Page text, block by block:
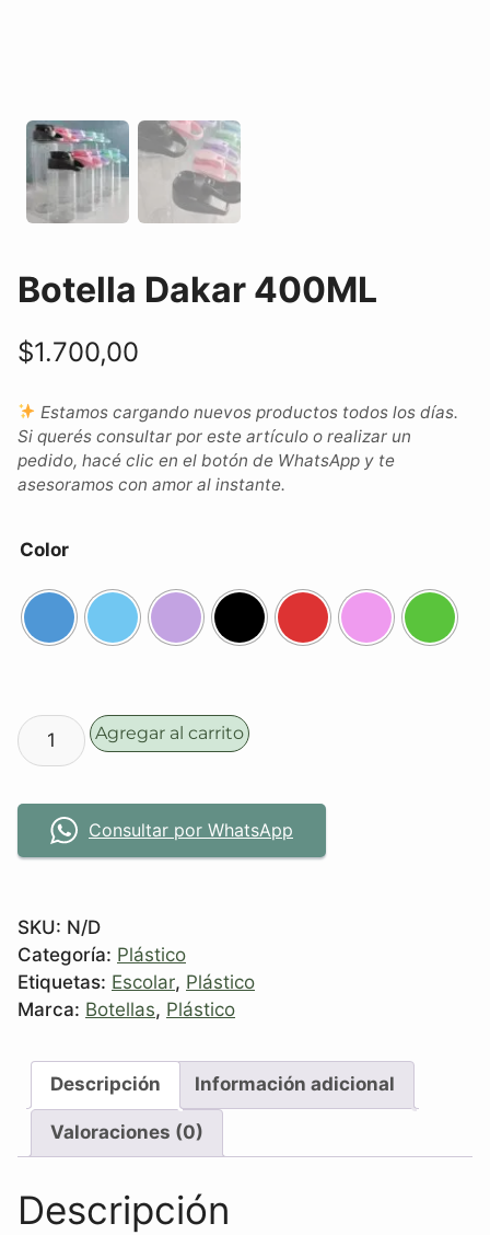
Botella Dakar 400ML
$1.700,00
Estamos cargando nuevos productos todos los días.
Si querés consultar por este artículo o realizar un
pedido, hacé clic en el botón de WhatsApp y te
asesoramos con amor al instante.
Color
Agregar al carrito
Consultar por WhatsApp
SKU: N/D
Categoría: Plástico
Etiquetas: Escolar, Plástico
Marca: Botellas, Plástico
Descripción Información adicional
Valoraciones (0)
Descripción